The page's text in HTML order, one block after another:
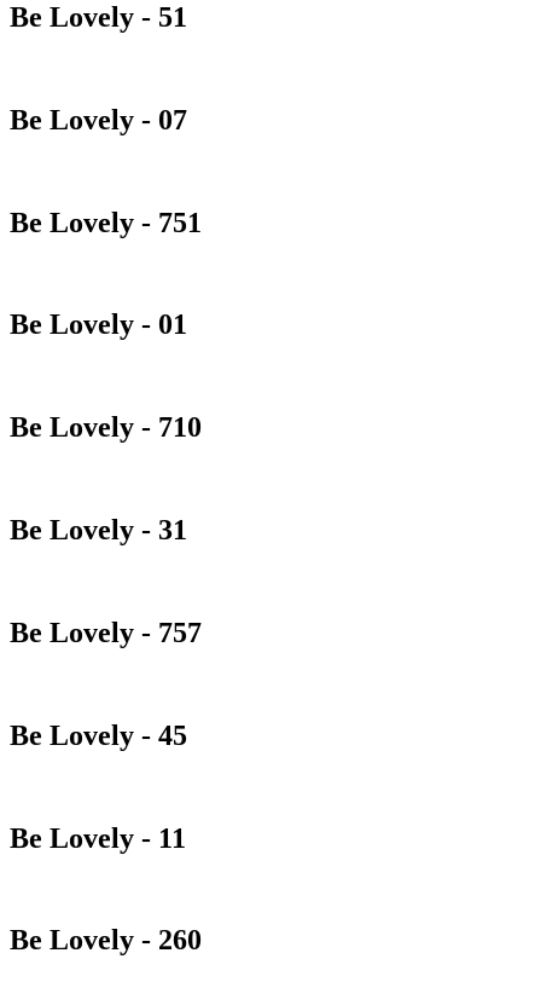
Be Lovely - 51
Be Lovely - 07
Be Lovely - 751
Be Lovely - 01
Be Lovely - 710
Be Lovely - 31
Be Lovely - 757
Be Lovely - 45
Be Lovely - 11
Be Lovely - 260